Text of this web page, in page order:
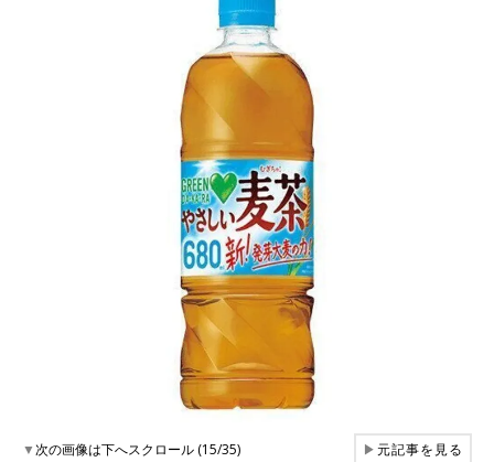
▼次の画像は下へスクロール (15/35) ▶元記事を見る